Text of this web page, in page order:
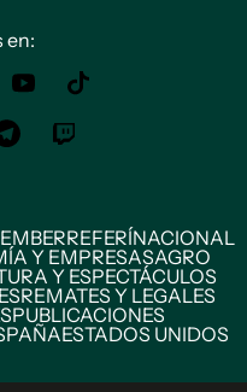
en:
REFERÍNACIONAL
Y EMPRESASAGRO
Y ESPECTÁCULOS
REMATES Y LEGALES
PUBLICACIONES
ESTADOS UNIDOS